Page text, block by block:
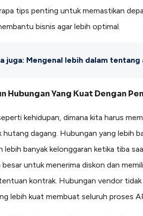
tips penting untuk memastikan
bisnis agar lebih optimal.
juga: Mengenal lebih dalam
Hubungan Yang Kuat Dengan
kehidupan, dimana kita harus
hutang dagang. Hubungan yang lebih
lebih banyak kelonggaran ketika tiba
untuk menerima diskon dan
kontrak. Hubungan vendor tidak
lebih kuat membuat seluruh proses